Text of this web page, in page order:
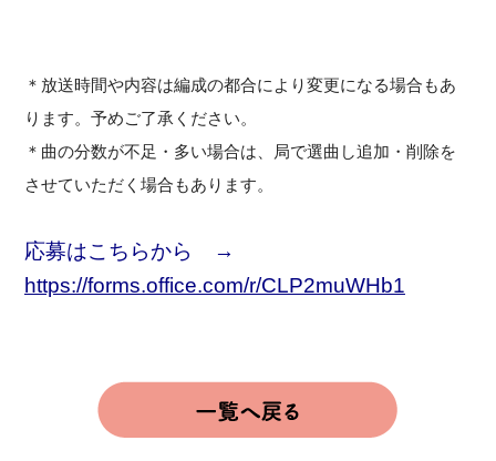
＊放送時間や内容は編成の都合により変更になる場合もあ
ります。予めご了承ください。
＊曲の分数が不足・多い場合は、局で選曲し追加・削除を
させていただく場合もあります。
応募はこちらから →
https://forms.office.com/r/CLP2muWHb1